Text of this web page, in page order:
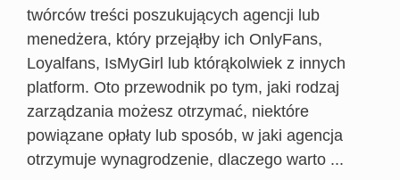
twórców treści poszukujących agencji lub
menedżera, który przejąłby ich OnlyFans,
Loyalfans, IsMyGirl lub którąkolwiek z innych
platform. Oto przewodnik po tym, jaki rodzaj
zarządzania możesz otrzymać, niektóre
powiązane opłaty lub sposób, w jaki agencja
otrzymuje wynagrodzenie, dlaczego warto ...